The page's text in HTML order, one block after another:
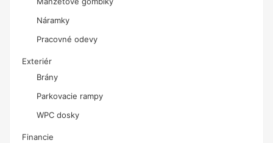
Náramky
Pracovné odevy
Exteriér
Brány
Parkovacie rampy
WPC dosky
Financie